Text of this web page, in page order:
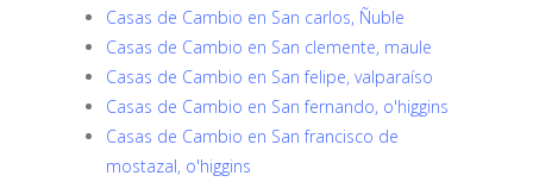
Casas de Cambio en San carlos, Ñuble
Casas de Cambio en San clemente, maule
Casas de Cambio en San felipe, valparaíso
Casas de Cambio en San fernando, o'higgins
Casas de Cambio en San francisco de
mostazal, o'higgins